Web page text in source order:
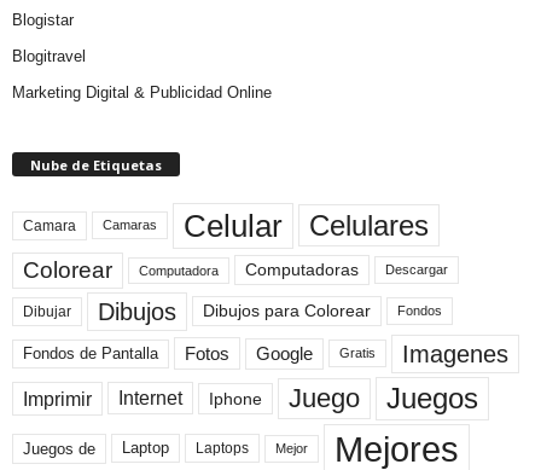
Blogistar
Blogitravel
Marketing Digital & Publicidad Online
Nube de Etiquetas
Camara Camaras Celular Celulares
Colorear Computadora Computadoras Descargar
Dibujar Dibujos Dibujos para Colorear Fondos
Fondos de Pantalla Fotos Google Gratis Imagenes
Imprimir Internet Iphone Juego Juegos
Juegos de Laptop Laptops Mejor Mejores